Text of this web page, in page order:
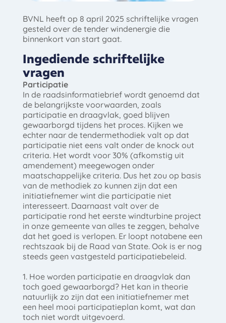
BVNL heeft op 8 april 2025 schriftelijke vragen
gesteld over de tender windenergie die
binnenkort van start gaat.
Ingediende schriftelijke
vragen
Participatie
In de raadsinformatiebrief wordt genoemd dat
de belangrijkste voorwaarden, zoals
participatie en draagvlak, goed blijven
gewaarborgd tijdens het proces. Kijken we
echter naar de tendermethodiek valt op dat
participatie niet eens valt onder de knock out
criteria. Het wordt voor 30% (afkomstig uit
amendement) meegewogen onder
maatschappelijke criteria. Dus het zou op basis
van de methodiek zo kunnen zijn dat een
initiatiefnemer wint die participatie niet
interesseert. Daarnaast valt over de
participatie rond het eerste windturbine project
in onze gemeente van alles te zeggen, behalve
dat het goed is verlopen. Er loopt notabene een
rechtszaak bij de Raad van State. Ook is er nog
steeds geen vastgesteld participatiebeleid.
1. Hoe worden participatie en draagvlak dan
toch goed gewaarborgd? Het kan in theorie
natuurlijk zo zijn dat een initiatiefnemer met
een heel mooi participatieplan komt, wat dan
toch niet wordt uitgevoerd.